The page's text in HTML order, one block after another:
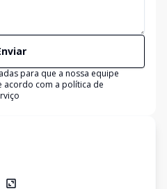
para que a nossa equipe
acordo com a política de